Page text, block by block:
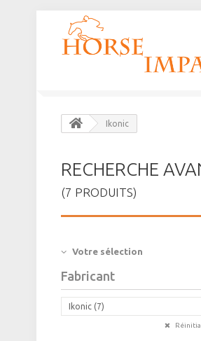
Ikonic
RECHERCHE
(7 PRODUITS)
Votre sélection
Fabricant
Ikonic (7)